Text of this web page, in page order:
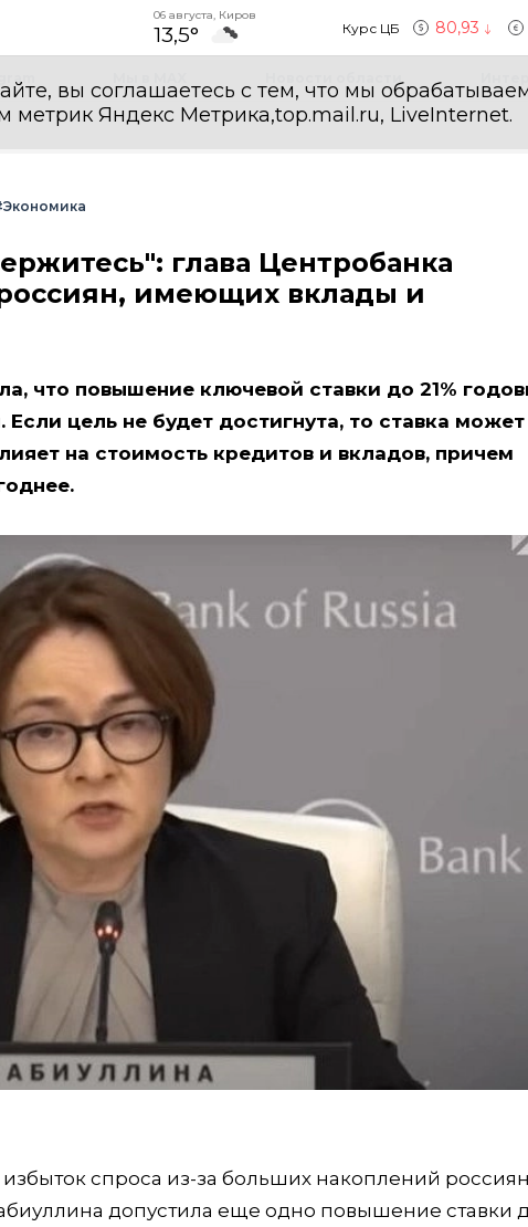
06 августа, Киров
13,5° Курс ЦБ 80,93
вы соглашаетесь с тем, что мы
метрик Яндекс Метрика,top.mail.ru, LiveInternet.
глава Центробанка
имеющих вклады и
что повышение ключевой ставки до 21%
цель не будет достигнута, то ставка может
на стоимость кредитов и вкладов, причем
спроса из-за больших накоплений
допустила еще одно повышение ставки